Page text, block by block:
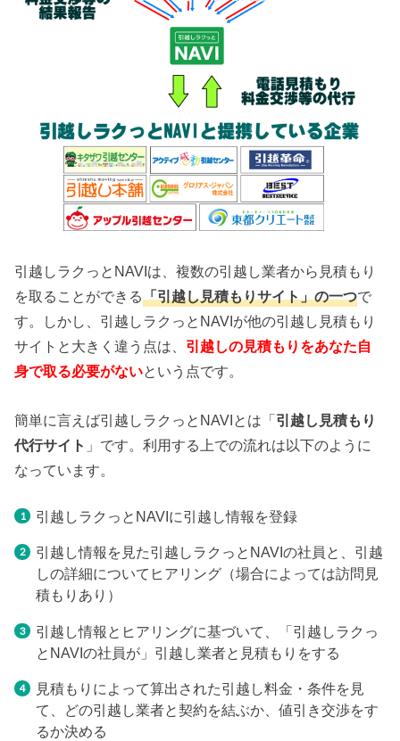
引越しラクっとNAVIは、複数の引越し業者から見積もり
を取ることができる「引越し見積もりサイト」の一つで
す。しかし、引越しラクっとNAVIが他の引越し見積もり
サイトと大きく違う点は、 引越しの見積もりをあなた自
身で取る必要がないという点です。
簡単に言えば引越しラクっとNAVIとは「引越し見積もり
代行サイト 」です。利用する上での流れは以下のように
なっています。
引越しラクっとNAVIに引越し情報を登録
引越し情報を見た引越しラクっとNAVIの社員と、引越
しの詳細についてヒアリング（場合によっては訪問見
積もりあり）
引越し情報とヒアリングに基づいて、「引越しラクっ
とNAVIの社員が」引越し業者と見積もりをする
見積もりによって算出された引越し料金・条件を見
て、どの引越し業者と契約を結ぶか、値引き交渉をす
るか決める